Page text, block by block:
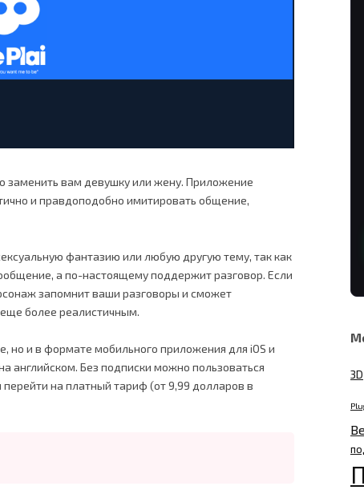
заменить вам девушку или жену. Приложение
и правдоподобно имитировать общение,
фантазию или любую другую тему, так как
а по-настоящему поддержит разговор. Если
запомнит ваши разговоры и сможет
более реалистичным.
но и в формате мобильного приложения для iOS и
английском. Без подписки можно пользоваться
перейти на платный тариф (от 9,99 долларов в
3D